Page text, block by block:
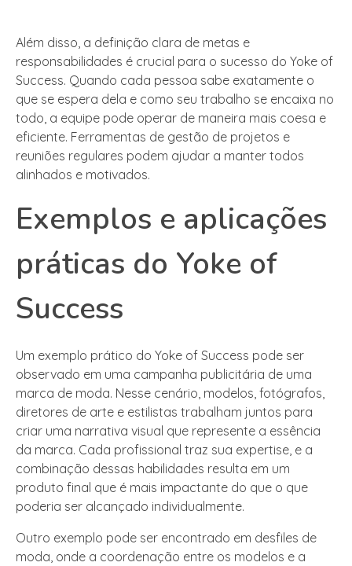
Além disso, a definição clara de metas e
responsabilidades é crucial para o sucesso do Yoke of
Success. Quando cada pessoa sabe exatamente o
que se espera dela e como seu trabalho se encaixa no
todo, a equipe pode operar de maneira mais coesa e
eficiente. Ferramentas de gestão de projetos e
reuniões regulares podem ajudar a manter todos
alinhados e motivados.
Exemplos e aplicações
práticas do Yoke of
Success
Um exemplo prático do Yoke of Success pode ser
observado em uma campanha publicitária de uma
marca de moda. Nesse cenário, modelos, fotógrafos,
diretores de arte e estilistas trabalham juntos para
criar uma narrativa visual que represente a essência
da marca. Cada profissional traz sua expertise, e a
combinação dessas habilidades resulta em um
produto final que é mais impactante do que o que
poderia ser alcançado individualmente.
Outro exemplo pode ser encontrado em desfiles de
moda, onde a coordenação entre os modelos e a